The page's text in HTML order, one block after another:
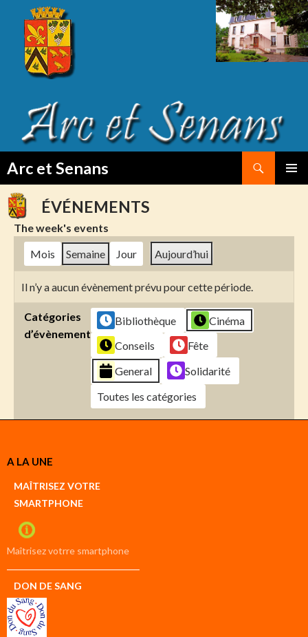
Arc et Senans
TO
CONTENTÉVÉNEMENTS
The week's events
Mois
Semaine Jour Aujourd’hui
Il n’y a aucun évènement prévu pour cette période.
Catégories
d’évènement
Bibliothèque
Cinéma
Conseils
Fête
General
Solidarité
Toutes les catégories
Créer
compte
compte
A LA UNE
MAÎTRISEZ VOTRE
SMARTPHONE
Maîtrisez votrre smartphone
DON DE SANG